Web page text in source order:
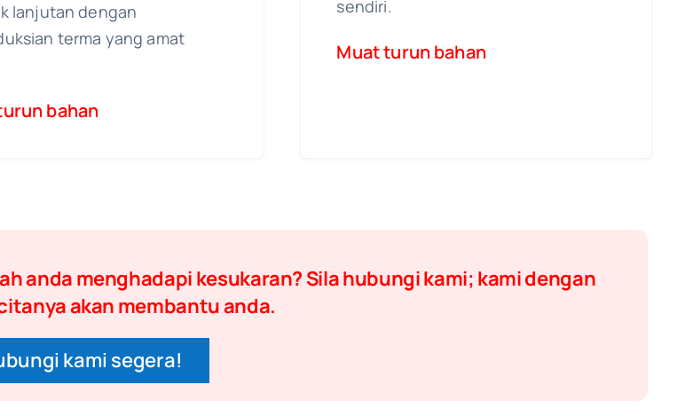
lanjutan dengan
terma yang amat
bahan
sendiri.
Muat turun bahan
anda menghadapi kesukaran? Sila hubungi kami; kami dengan
akan membantu anda.
kami segera!